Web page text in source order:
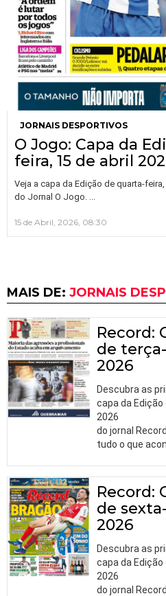
JORNAIS DESPORTIVOS
O Jogo: Capa da
feira, 15 de abril
Veja a capa da Edição de quarta-
do Jornal O Jogo.
15 de Abril, 2026, 08:30
MAIS DE: JORNAIS
Record:
de
2026
Descubra as
capa da
2026
do jornal
tudo o que
Record:
de
2026
Descubra as
capa da Edição
2026
do jornal